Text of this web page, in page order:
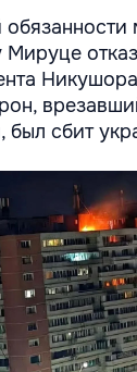
был сбит